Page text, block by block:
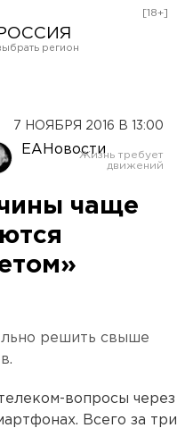
Оренбург
[18+]
7 НОЯБРЯ 2016 В 13:00
ЕАНовости
чаще
решить свыше
вопросы через
Всего за три